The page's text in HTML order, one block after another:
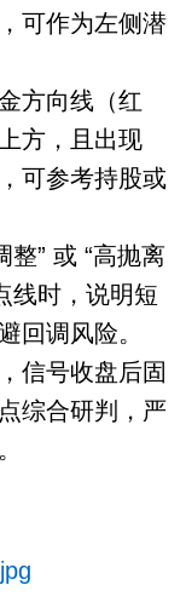
可作为左侧潜
方向线（红
方，且出现
可参考持股或
整” 或 “高抛离
线时，说明短
回调风险。
信号收盘后固
综合研判，严